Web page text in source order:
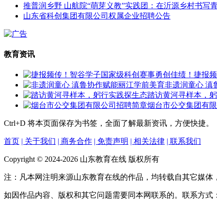
推普润乡野 山航院“萌芽义教”实践团：在沂源乡村书写
山东省科创集团有限公司权属企业招聘公告
教育资讯
捷报
非遗润童心 滇
踏访黄河寻样本，
烟台市公交集团有
Ctrl+D 将本页面保存为书签，全面了解最新资讯，方便快捷。
首页 | 关于我们 | 商务合作 | 免责声明 | 相关法律 | 联系我们
Copyright © 2024-2026 山东教育在线 版权所有
注：凡本网注明来源山东教育在线的作品，均转载自其它媒体
如因作品内容、版权和其它问题需要同本网联系的。联系方式：